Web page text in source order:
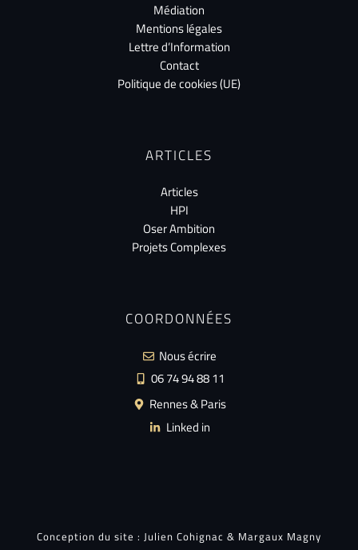
Médiation
Mentions légales
Lettre d’Information
Contact
Politique de cookies (UE)
ARTICLES
Articles
HPI
Oser Ambition
Projets Complexes
COORDONNÉES
Nous écrire
06 74 94 88 11
Rennes & Paris
Linked in
Conception du site : Julien Cohignac & Margaux Magny